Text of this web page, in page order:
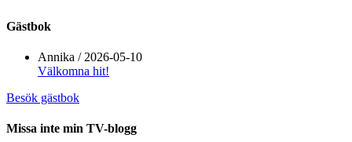
Gästbok
Annika / 2026-05-10
Välkomna hit!
Besök gästbok
Missa inte min TV-blogg